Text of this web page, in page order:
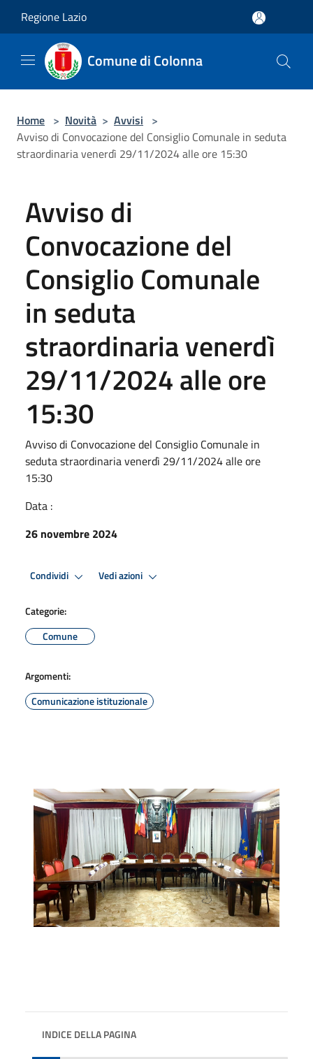
Regione Lazio
Comune di Colonna
Home > Novità > Avvisi >
Avviso di Convocazione del Consiglio Comunale in seduta
straordinaria venerdì 29/11/2024 alle ore 15:30
Avviso di
Convocazione del
Consiglio Comunale
in seduta
straordinaria venerdì
29/11/2024 alle ore
15:30
Avviso di Convocazione del Consiglio Comunale in
seduta straordinaria venerdì 29/11/2024 alle ore
15:30
Data :
26 novembre 2024
Condividi Vedi azioni
Categorie:
Comune
Argomenti:
Comunicazione istituzionale
INDICE DELLA PAGINA